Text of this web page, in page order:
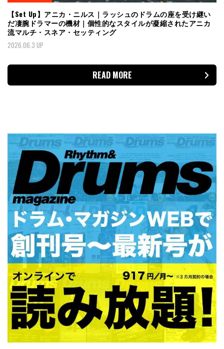
【Set Up】アニカ・ニルス｜ラッシュのドラムの座を受け継い
だ凄腕ドラマーの機材｜個性的なスタイルが凝縮されたアニカ
流マルチ・スネア・セッティング
2026.06.3 UP
READ MORE